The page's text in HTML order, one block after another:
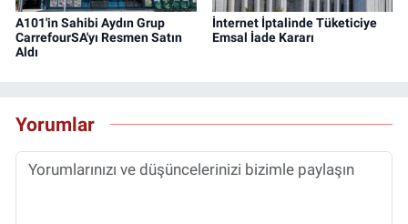
A101'in Sahibi Aydın Grup
CarrefourSA'yı Resmen Satın
Aldı
İnternet İptalinde Tüketiciye
Emsal İade Kararı
Yorumlar